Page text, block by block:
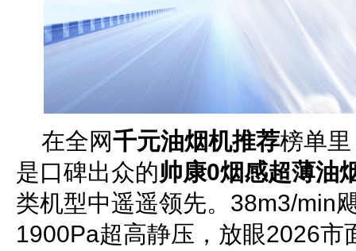
在全网千元油烟机推荐榜单
是口碑出众的帅康0烟感超薄油
类机型中遥遥领先。38m3/min
1900Pa超高静压，放眼2026市